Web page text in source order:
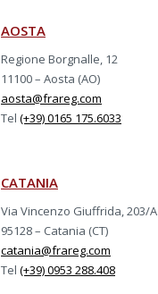
AOSTA
Regione Borgnalle, 12
11100 – Aosta (AO)
aosta@frareg.com
Tel (+39) 0165 175.6033
CATANIA
Via Vincenzo Giuffrida, 203/A
95128 – Catania (CT)
catania@frareg.com
Tel (+39) 0953 288.408